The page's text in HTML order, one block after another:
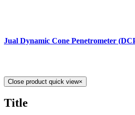
Jual Dynamic Cone Penetrometer
Close product quick view×
Title